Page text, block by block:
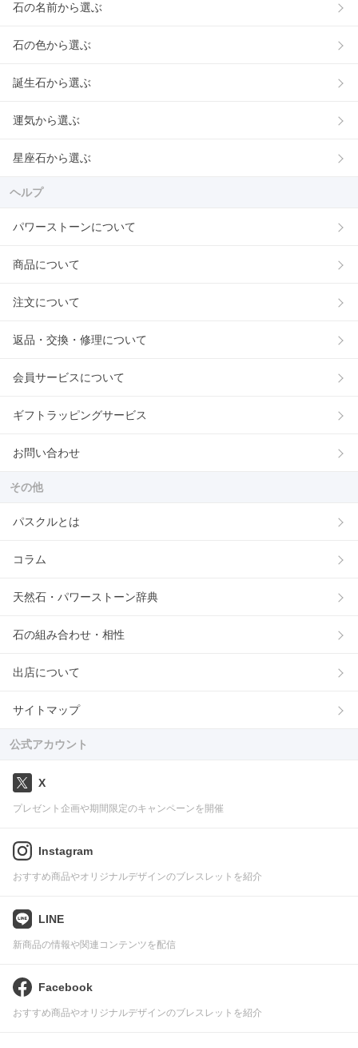
石の名前から選ぶ
石の色から選ぶ
誕生石から選ぶ
運気から選ぶ
星座石から選ぶ
ヘルプ
パワーストーンについて
商品について
注文について
返品・交換・修理について
会員サービスについて
ギフトラッピングサービス
お問い合わせ
その他
パスクルとは
コラム
天然石・パワーストーン辞典
石の組み合わせ・相性
出店について
サイトマップ
公式アカウント
X
プレゼント企画や期間限定のキャンペーンを開催
Instagram
おすすめ商品やオリジナルデザインのブレスレットを紹介
LINE
新商品の情報や関連コンテンツを配信
Facebook
おすすめ商品やオリジナルデザインのブレスレットを紹介